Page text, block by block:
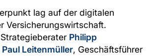
lag auf der digitalen
Versicherungswirtschaft.
Philipp
Paul Leitenmüller, Geschäftsführer